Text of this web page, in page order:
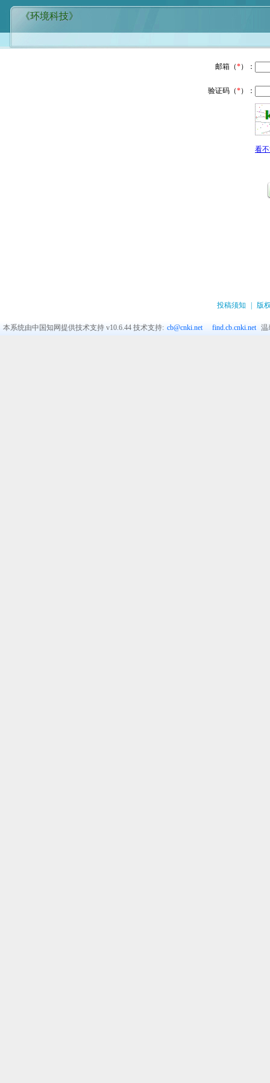
《环境科技》
邮箱（*）：
验证码（*）：
看
投稿须知 版
本系统由中国知网提供技术支持 v10.6.44技术支持: cb@cnki.net find.cb.cnki.net 温